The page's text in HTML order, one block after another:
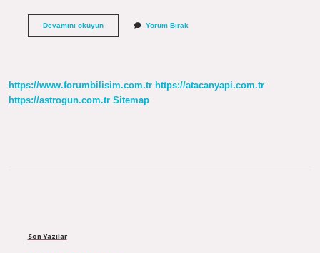
Devamını okuyunBurcu
Mı
Yorum Bırak
https://www.forumbilisim.com.tr https://atacanyapi.com.tr
https://astrogun.com.tr Sitemap
Son Yazılar